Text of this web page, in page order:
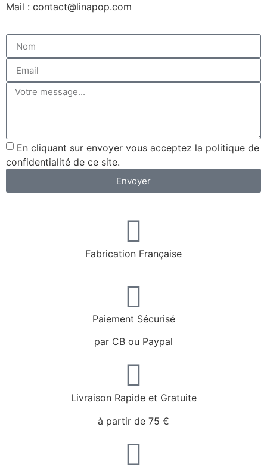
Mail : contact@linapop.com
En cliquant sur envoyer vous acceptez la politique de
confidentialité de ce site.
Envoyer
Fabrication Française
Paiement Sécurisé
par CB ou Paypal
Livraison Rapide et Gratuite
à partir de 75 €